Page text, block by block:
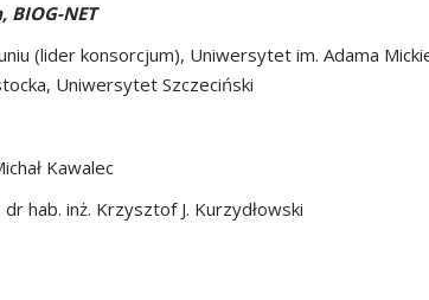
NET
(lider konsorcjum), Uniwersytet im. Adama
Uniwersytet Szczeciński
Kawalec
hab. inż. Krzysztof J. Kurzydłowski